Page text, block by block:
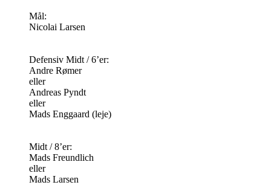
Mål:
Nicolai Larsen
Defensiv Midt / 6’er:
Andre Rømer
eller
Andreas Pyndt
eller
Mads Enggaard (leje)
Midt / 8’er:
Mads Freundlich
eller
Mads Larsen